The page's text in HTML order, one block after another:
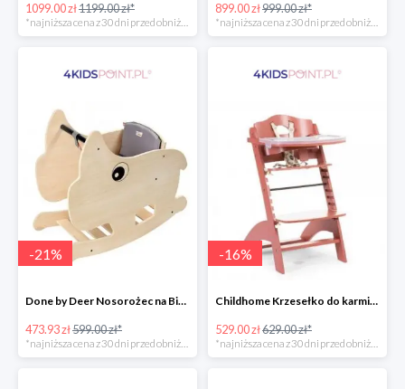
1099.00 zł1199.00 zł*
*najniższa cena z 30 dni przed obniżką
899.00 zł999.00 zł*
*najniższa cena z 30 dni przed obniżką
-21%
Done by Deer Nosorożec na Biegunach
473.93 zł599.00 zł*
-16%
Childhome Krzesełko do karmienia Lambda 3 ceglaste
529.00 zł629.00 zł*